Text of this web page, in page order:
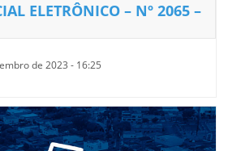
ELETRÔNICO – Nº 2065 –
de 2023 - 16:25